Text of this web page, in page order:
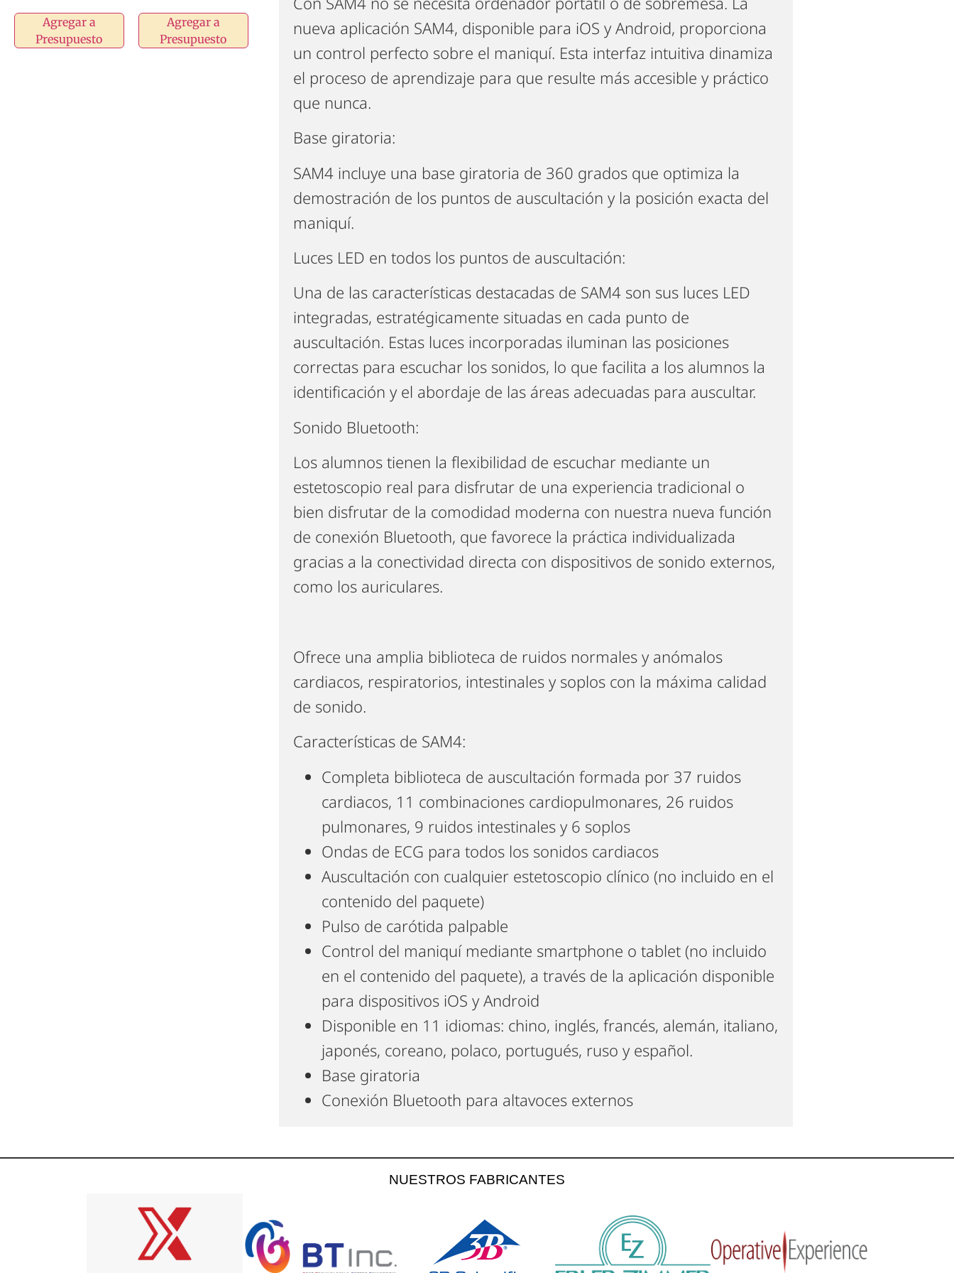
Agregar a
Presupuesto
Agregar a
Presupuesto
nueva aplicación SAM4, disponible para iOS y Android, proporciona
un control perfecto sobre el maniquí. Esta interfaz intuitiva dinamiza
el proceso de aprendizaje para que resulte más accesible y práctico
que nunca.
Base giratoria:
SAM4 incluye una base giratoria de 360 grados que optimiza la
demostración de los puntos de auscultación y la posición exacta del
maniquí.
Luces LED en todos los puntos de auscultación:
Una de las características destacadas de SAM4 son sus luces LED
integradas, estratégicamente situadas en cada punto de
auscultación. Estas luces incorporadas iluminan las posiciones
correctas para escuchar los sonidos, lo que facilita a los alumnos la
identificación y el abordaje de las áreas adecuadas para auscultar.
Sonido Bluetooth:
Los alumnos tienen la flexibilidad de escuchar mediante un
estetoscopio real para disfrutar de una experiencia tradicional o
bien disfrutar de la comodidad moderna con nuestra nueva función
de conexión Bluetooth, que favorece la práctica individualizada
gracias a la conectividad directa con dispositivos de sonido externos,
como los auriculares.
Ofrece una amplia biblioteca de ruidos normales y anómalos
cardiacos, respiratorios, intestinales y soplos con la máxima calidad
de sonido.
Características de SAM4:
Completa biblioteca de auscultación formada por 37 ruidos
cardiacos, 11 combinaciones cardiopulmonares, 26 ruidos
pulmonares, 9 ruidos intestinales y 6 soplos
Ondas de ECG para todos los sonidos cardiacos
Auscultación con cualquier estetoscopio clínico (no incluido en el
contenido del paquete)
Pulso de carótida palpable
Control del maniquí mediante smartphone o tablet (no incluido
en el contenido del paquete), a través de la aplicación disponible
para dispositivos iOS y Android
Disponible en 11 idiomas: chino, inglés, francés, alemán, italiano,
japonés, coreano, polaco, portugués, ruso y español.
Base giratoria
Conexión Bluetooth para altavoces externos
NUESTROS FABRICANTES